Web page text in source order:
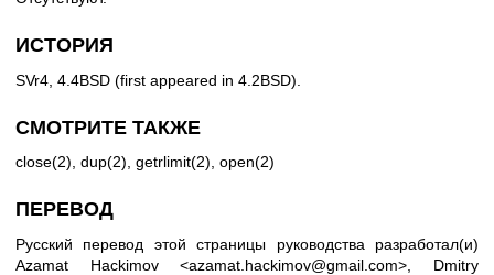
ИСТОРИЯ
SVr4, 4.4BSD (first appeared in 4.2BSD).
СМОТРИТЕ ТАКЖЕ
close(2) dup(2) getrlimit(2) open(2)
ПЕРЕВОД
Русский перевод этой страницы руководства разработал(и)
Azamat Hackimov <azamat.hackimov@gmail.com>, Dmitry